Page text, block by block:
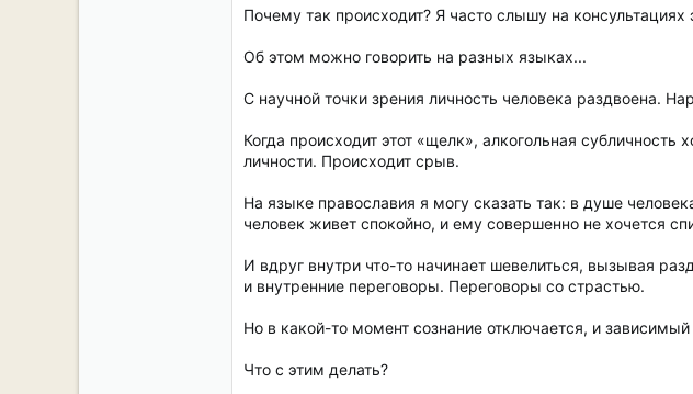
Почему так происходит? Я часто слышу на консультациях
Об этом можно говорить на разных языках...
С научной точки зрения личность человека раздвоена.
Когда происходит этот «щелк», алкогольная
личности. Происходит срыв.
На языке православия я могу сказать так: в душе
человек живет спокойно, и ему совершенно не хочется
И вдруг внутри что-то начинает шевелиться, вызывая
и внутренние переговоры. Переговоры со страстью.
Но в какой-то момент сознание отключается, и
Что с этим делать?